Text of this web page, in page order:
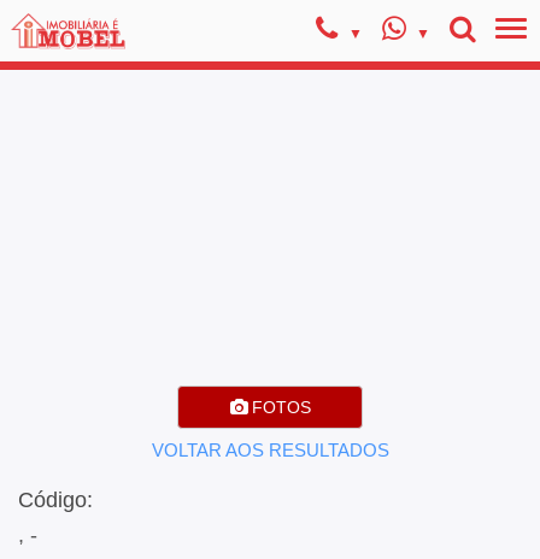
FOTOS
VOLTAR AOS RESULTADOS
Código:
, -